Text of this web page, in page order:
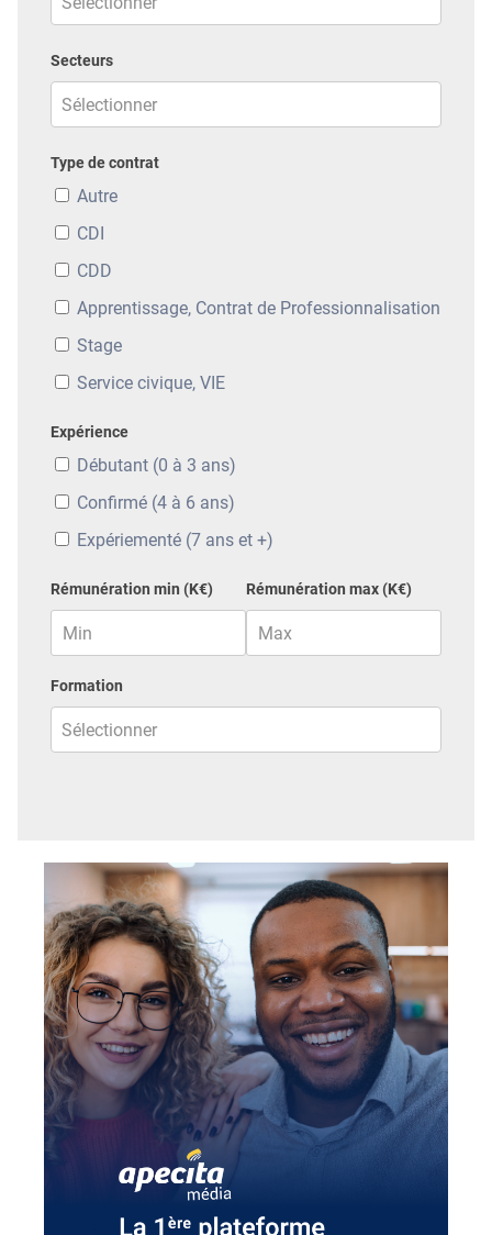
Secteurs
Type de contrat
Autre
CDI
CDD
Apprentissage, Contrat de Professionnalisation
Stage
Service civique, VIE
Expérience
Débutant (0 à 3 ans)
Confirmé (4 à 6 ans)
Expériementé (7 ans et +)
Rémunération min (K€) Rémunération max (K€)
Formation